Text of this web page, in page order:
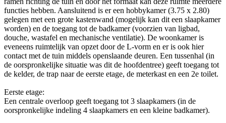
functies hebben. Aansluitend is er een hobbykamer (3.75 x 2.80)
gelegen met een grote kastenwand (mogelijk kan dit een slaapkamer
worden) en de toegang tot de badkamer (voorzien van ligbad,
douche, wastafel en mechanische ventilatie). De woonkamer is
eveneens ruimtelijk van opzet door de L-vorm en er is ook hier
contact met de tuin middels openslaande deuren. Een tussenhal (in
de oorspronkelijke situatie was dit de hoofdentree) geeft toegang tot
de kelder, de trap naar de eerste etage, de meterkast en een 2e toilet.
Eerste etage:
Een centrale overloop geeft toegang tot 3 slaapkamers (in de
oorspronkelijke indeling 4 slaapkamers en een kleine badkamer).